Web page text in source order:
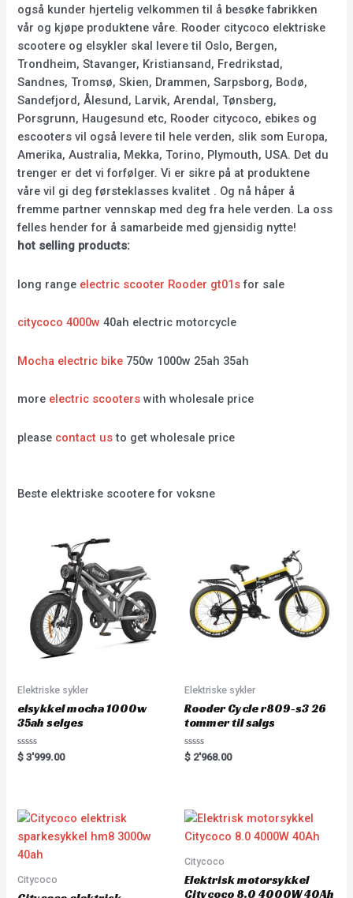
også kunder hjertelig velkommen til å besøke fabrikken
vår og kjøpe produktene våre. Rooder citycoco elektriske
scootere og elsykler skal levere til Oslo, Bergen,
Trondheim, Stavanger, Kristiansand, Fredrikstad,
Sandnes, Tromsø, Skien, Drammen, Sarpsborg, Bodø,
Sandefjord, Ålesund, Larvik, Arendal, Tønsberg,
Porsgrunn, Haugesund etc, Rooder citycoco, ebikes og
escooters vil også levere til hele verden, slik som Europa,
Amerika, Australia, Mekka, Torino, Plymouth, USA. Det du
trenger er det vi forfølger. Vi er sikre på at produktene
våre vil gi deg førsteklasses kvalitet . Og nå håper å
fremme partner vennskap med deg fra hele verden. La oss
felles hender for å samarbeide med gjensidig nytte!
hot selling products:
long range electric scooter Rooder gt01sfor sale
citycoco 4000w 40ah electric motorcycle
Mocha electric bike 750w 1000w 25ah 35ah
more electric scooters with wholesale price
please contact usto get wholesale price
Beste elektriske scootere for voksne
Elektriske sykler
elsykkel mocha 1000w
35ah selges
Rated
0
$ 3'999.00
Elektriske sykler
Rooder Cycle r809-s3 26
tommer til salgs
Rated
0
$ 2'968.00
Citycoco
Citycoco
Elektrisk motorsykkel
Citycoco 8.0 4000W 40Ah